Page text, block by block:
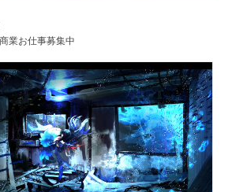
業お仕事募集中